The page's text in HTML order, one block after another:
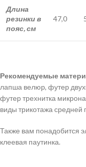
Длина
резинки в
пояс, см
47,0
Рекомендуемые
лапша велюр, футер
футер трехнитка
виды трикотажа средней
Также вам понадобится
клеевая паутинка.